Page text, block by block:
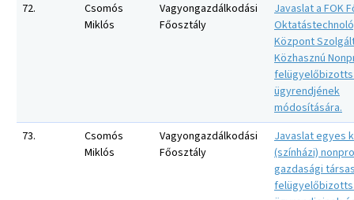
72.
Csomós
Miklós
Vagyongazdálkodási
Főosztály
Javaslat a FOK
Központ
Közhasznú
ügyrendjének
módosítására.
73.
Csomós
Miklós
Vagyongazdálkodási
Főosztály
Javaslat egyes
(színházi)
gazdasági